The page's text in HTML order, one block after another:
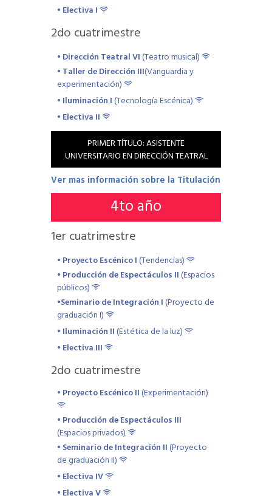
• Electiva I
2do cuatrimestre
• Dirección Teatral VI(Teatro musical)
• Taller de Dirección III(Vanguardia y
experimentación)
• Iluminación I(Tecnología Escénica)
• Electiva II
PRIMER TÍTULO: ASISTENTE
UNIVERSITARIO EN DIRECCIÓN TEATRAL
Ver mas información sobre la Titulación
4to año
1er cuatrimestre
• Proyecto Escénico I(Tendencias)
• Producción de Espectáculos II(Espacios
públicos)
•Seminario de Integración I(Proyecto de
graduación I)
• Iluminación II(Estética de la luz)
• Electiva III
2do cuatrimestre
• Proyecto Escénico II(Experimentación)
• Producción de Espectáculos III
(Espacios privados)
• Seminario de Integración II(Proyecto
de graduación II)
• Electiva IV
• Electiva V